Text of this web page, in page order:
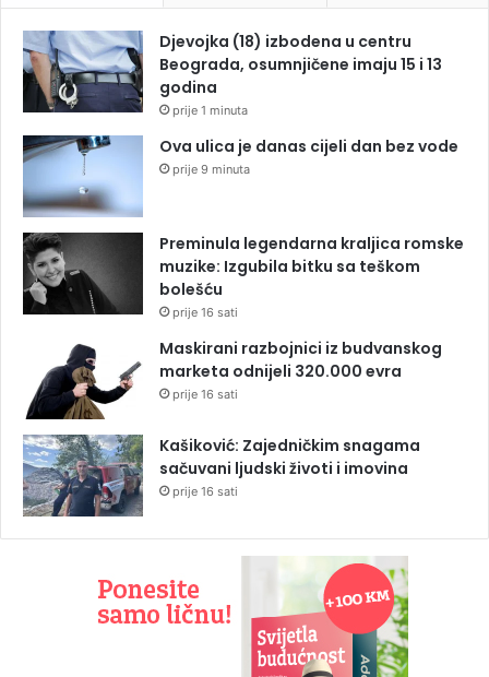
Djevojka (18) izbodena u centru
Beograda, osumnjičene imaju 15 i 13
godina
prije 1 minuta
Ova ulica je danas cijeli dan bez vode
prije 9 minuta
Preminula legendarna kraljica romske
muzike: Izgubila bitku sa teškom
bolešću
prije 16 sati
Maskirani razbojnici iz budvanskog
marketa odnijeli 320.000 evra
prije 16 sati
Kašiković: Zajedničkim snagama
sačuvani ljudski životi i imovina
prije 16 sati